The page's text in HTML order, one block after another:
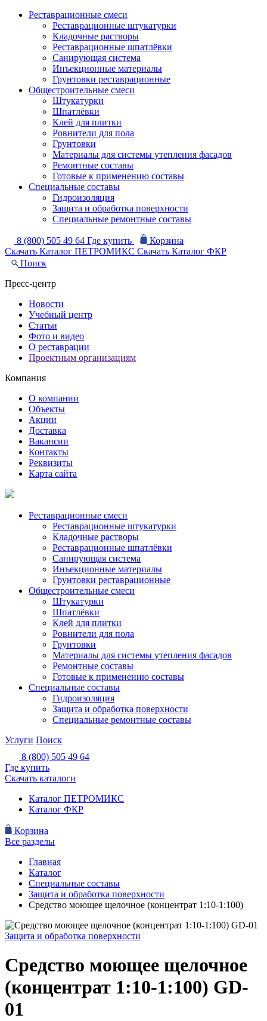
Реставрационные смеси
Реставрационные штукатурки
Кладочные растворы
Реставрационные шпатлёвки
Санирующая система
Инъекционные материалы
Грунтовки реставрационные
Общестроительные смеси
Штукатурки
Шпатлёвки
Клей для плитки
Ровнители для пола
Грунтовки
Материалы для системы утепления фасадов
Ремонтные составы
Готовые к применению составы
Специальные составы
Гидроизоляция
Защита и обработка поверхности
Специальные ремонтные составы
8 (800) 505 49 64 Где купить
Корзина
Скачать Каталог ПЕТРОМИКС Скачать Каталог ФКР
Поиск
Пресс-центр
Новости
Учебный центр
Статьи
Фото и видео
О реставрации
Проектным организациям
Компания
О компании
Объекты
Акции
Доставка
Вакансии
Контакты
Реквизиты
Карта сайта
Реставрационные смеси
Реставрационные штукатурки
Кладочные растворы
Реставрационные шпатлёвки
Санирующая система
Инъекционные материалы
Грунтовки реставрационные
Общестроительные смеси
Штукатурки
Шпатлёвки
Клей для плитки
Ровнители для пола
Грунтовки
Материалы для системы утепления фасадов
Ремонтные составы
Готовые к применению составы
Специальные составы
Гидроизоляция
Защита и обработка поверхности
Специальные ремонтные составы
Услуги Поиск
8 (800) 505 49 64
Где купить
Скачать каталоги
Каталог ПЕТРОМИКС
Каталог ФКР
Корзина
Все разделы
Главная
Каталог
Специальные составы
Защита и обработка поверхности
Средство моющее щелочное (концентрат 1:10-1:100)
Защита и обработка поверхности
Средство моющее щелочное
(концентрат 1:10-1:100) GD-
01